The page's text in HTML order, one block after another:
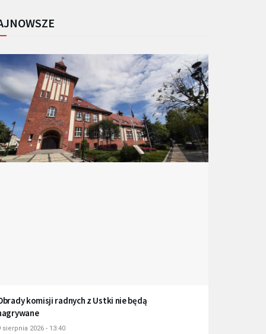
komisji radnych z Ustki nie będą
sierpnia 2026 - 13:40